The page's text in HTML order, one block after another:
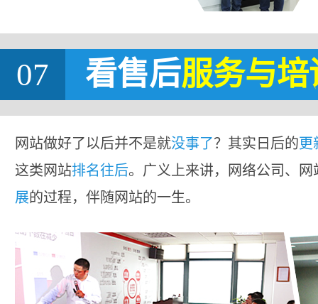
07 看售后服务与培
网站做好了以后并不是就没事了？其实日后的更
这类网站排名往后。广义上来讲，网络公司、
展的过程，伴随网站的一生。